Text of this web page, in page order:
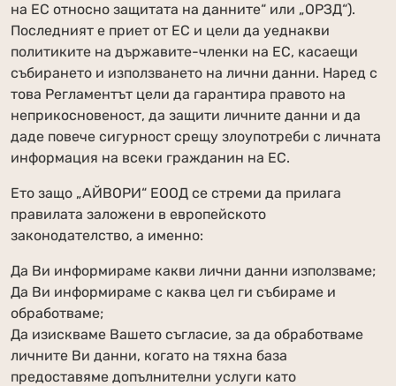
на ЕС относно защитата на данните“ или „ОРЗД“).
Последният е приет от ЕС и цели да уеднакви
политиките на държавите-членки на ЕС, касаещи
събирането и използването на лични данни. Наред с
това Регламентът цели да гарантира правото на
неприкосновеност, да защити личните данни и да
даде повече сигурност срещу злоупотреби с личната
информация на всеки гражданин на ЕС.
Ето защо „АЙВОРИ“ ЕООД се стреми да прилага
правилата заложени в европейското
законодателство, а именно:
Да Ви информираме какви лични данни използваме;
Да Ви информираме с каква цел ги събираме и
обработваме;
Да изискваме Вашето съгласие, за да обработваме
личните Ви данни, когато на тяхна база
предоставяме допълнителни услуги като